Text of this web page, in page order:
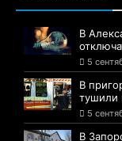
В
5
В
тушили
5
В